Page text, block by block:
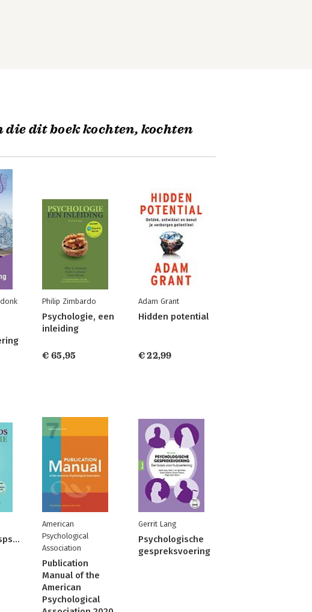
die dit boek kochten, kochten
Philip Zimbardo
Psychologie, een
inleiding
€ 65,95
Adam Grant
Hidden potential
€ 22,99
Gezondheidspsychologie
American
Psychological
Association
Publication
Manual of the
American
Psychological
Gerrit Lang
Psychologische
gespreksvoering